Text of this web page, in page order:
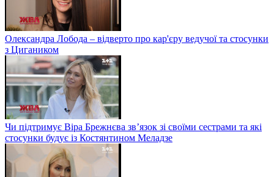
Олександра Лобода – відверто про кар'єру ведучої та стосунки
з Цигаником
Чи підтримує Віра Брежнєва зв’язок зі своїми сестрами та які
стосунки будує із Костянтином Меладзе